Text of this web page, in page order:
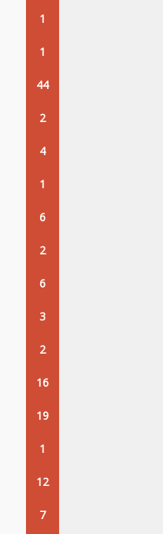
1
1
44
2
4
1
6
2
6
3
2
16
19
1
12
7